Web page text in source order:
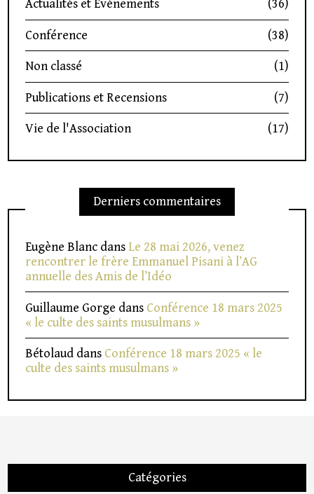
Actualités et Evénements (36)
Conférence (38)
Non classé (1)
Publications et Recensions (7)
Vie de l'Association (17)
Derniers commentaires
Eugène Blancdans Le 28 mai 2026, venez
rencontrer le frère Emmanuel Pisani à l’AG
annuelle des Amis de l’Idéo
Guillaume Gorge dans Conférence 18 mars 2025
« le culte des saints musulmans »
Bétolauddans Conférence 18 mars 2025 « le
culte des saints musulmans »
Catégories